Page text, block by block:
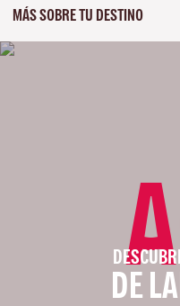
MÁS SOBRE TU DESTINO
DE